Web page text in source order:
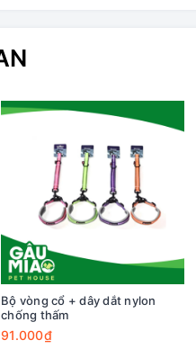
Bộ vòng cổ + dây dắt nylon
chống thấm
91.000₫